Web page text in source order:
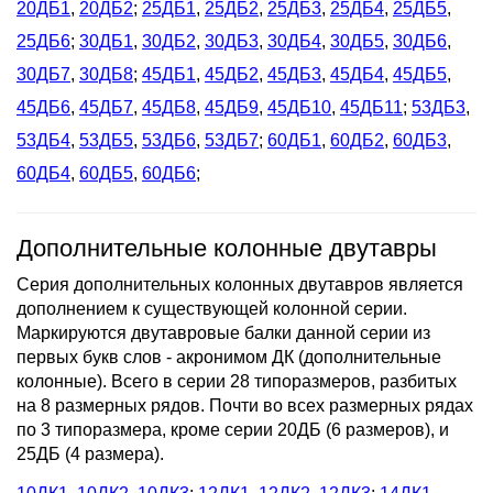
20ДБ1, 20ДБ2; 25ДБ1, 25ДБ2, 25ДБ3, 25ДБ4, 25ДБ5,
25ДБ6; 30ДБ1, 30ДБ2, 30ДБ3, 30ДБ4, 30ДБ5, 30ДБ6,
30ДБ7, 30ДБ8; 45ДБ1, 45ДБ2, 45ДБ3, 45ДБ4, 45ДБ5,
45ДБ6, 45ДБ7, 45ДБ8, 45ДБ9, 45ДБ10, 45ДБ11; 53ДБ3,
53ДБ4, 53ДБ5, 53ДБ6, 53ДБ7; 60ДБ1, 60ДБ2, 60ДБ3,
60ДБ4, 60ДБ5, 60ДБ6;
Дополнительные колонные двутавры
Серия дополнительных колонных двутавров является
дополнением к существующей колонной серии.
Маркируются двутавровые балки данной серии из
первых букв слов - акронимом ДК (дополнительные
колонные). Всего в серии 28 типоразмеров, разбитых
на 8 размерных рядов. Почти во всех размерных рядах
по 3 типоразмера, кроме серии 20ДБ (6 размеров), и
25ДБ (4 размера).